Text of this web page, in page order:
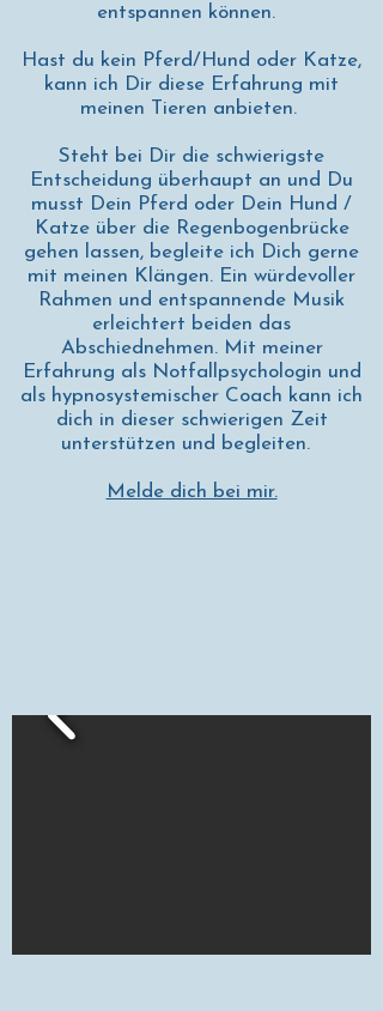
entspannen können.
Hast du kein Pferd/Hund oder Katze,
kann ich Dir diese Erfahrung mit
meinen Tieren anbieten.
Steht bei Dir die schwierigste
Entscheidung überhaupt an und Du
musst Dein Pferd oder Dein Hund /
Katze über die Regenbogenbrücke
gehen lassen, begleite ich Dich gerne
mit meinen Klängen. Ein würdevoller
Rahmen und entspannende Musik
erleichtert beiden das
Abschiednehmen. Mit meiner
Erfahrung als Notfallpsychologin und
als hypnosystemischer Coach kann ich
dich in dieser schwierigen Zeit
unterstützen und begleiten.
Melde dich bei mir.